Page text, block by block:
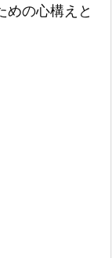
めの心構えと